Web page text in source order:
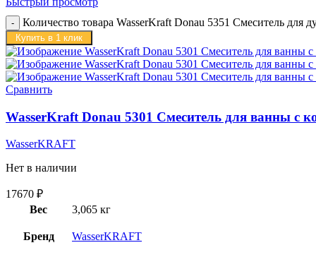
Количество товара WasserKraft Donau 5351 Смеситель для
Купить в 1 клик
Сравнить
WasserKraft Donau 5301 Смеситель для ванны с
WasserKRAFT
Нет в наличии
17670 ₽
Вес
3,065 кг
Бренд WasserKRAFT